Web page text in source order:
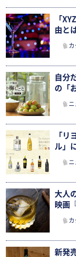
「
由と
カ
自分
の「
ニ
「リ
ル」
ニ
大人
映画
カ
新発